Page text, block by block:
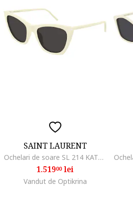
SAINT LAURENT
Ochelari de soare SL 214 KATE THIN 005 55
1.51900lei
Vandut de Optikrina